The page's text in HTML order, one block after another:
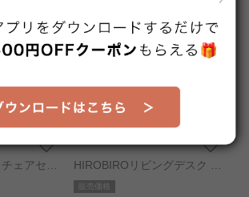
ェアセッ
HIROBIROリビングデスク ナ
チュラル/ブラック
販売価格